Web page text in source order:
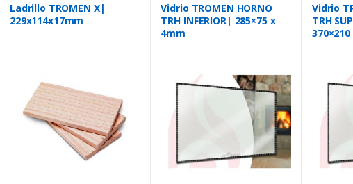
Ladrillo TROMEN X|
229x114x17mm
Vidrio TROMEN HORNO
TRH INFERIOR| 285×75 x
4mm
Vidrio
TRH